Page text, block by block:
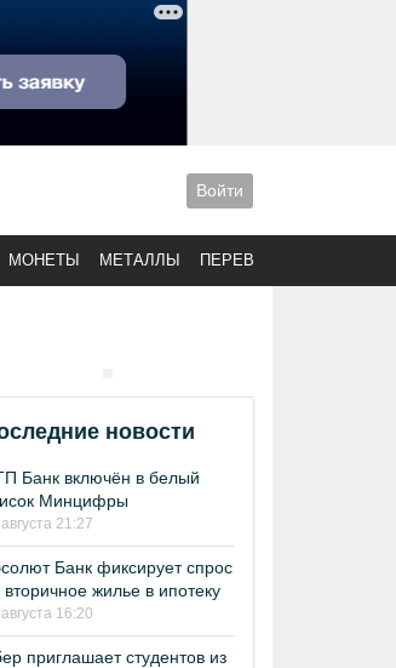
Войти
МОНЕТЫ МЕТАЛЛЫ ПЕРЕВОДЫ
новости
Банк включён в белый
Минцифры
21:27
Банк фиксирует спрос
вторичное жилье в ипотеку
16:20
приглашает студентов из